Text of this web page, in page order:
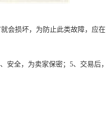
会损坏，为防止此类故障，应在
安全，为卖家保密；5、交易后，